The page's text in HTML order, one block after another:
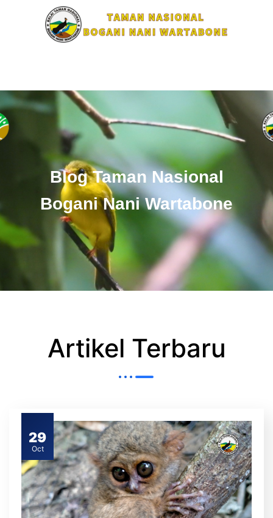
Blog Taman Nasional
Bogani Nani Wartabone
Artikel Terbaru
29
Oct